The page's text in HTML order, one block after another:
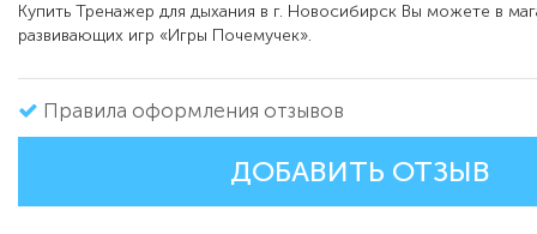
Купить Тренажер для дыхания в г. Новосибирск Вы можете в
развивающих игр «Игры Почемучек».
Правила оформления отзывов
ДОБАВИТЬ ОТЗЫВ